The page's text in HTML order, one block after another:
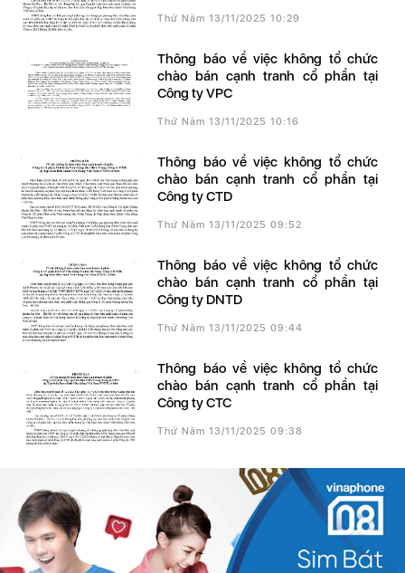
Thứ Năm 13/11/2025 10:29
Thông báo về việc không tổ chức
chào bán cạnh tranh cổ phần tại
Công ty VPC
Thứ Năm 13/11/2025 10:16
Thông báo về việc không tổ chức
chào bán cạnh tranh cổ phần tại
Công ty CTD
Thứ Năm 13/11/2025 09:52
Thông báo về việc không tổ chức
chào bán cạnh tranh cổ phần tại
Công ty DNTD
Thứ Năm 13/11/2025 09:44
Thông báo về việc không tổ chức
chào bán cạnh tranh cổ phần tại
Công ty CTC
Thứ Năm 13/11/2025 09:38